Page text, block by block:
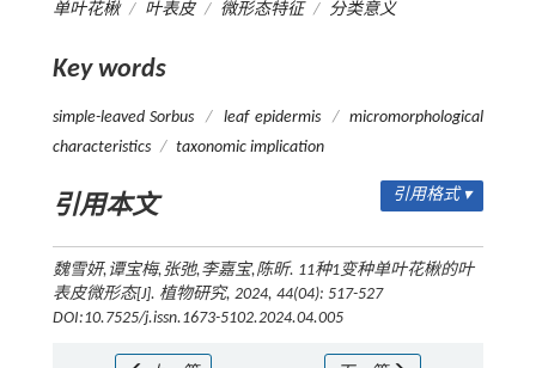
单叶花楸 / 叶表皮 / 微形态特征 / 分类意义
Key words
simple-leavedSorbus / leaf epidermis /
micromorphological
characteristics / taxonomic implication
引用本文 引用格式 ▾
魏雪妍,谭宝梅,张弛,李嘉宝,陈昕. 11种1变种单叶花楸的叶
表皮微形态[J]. 植物研究, 2024, 44(04): 517-527
DOI:10.7525/j.issn.1673-5102.2024.04.005